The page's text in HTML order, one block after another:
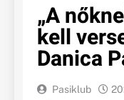
„A
kell
Danica
Pasiklub